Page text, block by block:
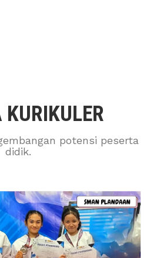
KURIKULER
potensi peserta
didik.